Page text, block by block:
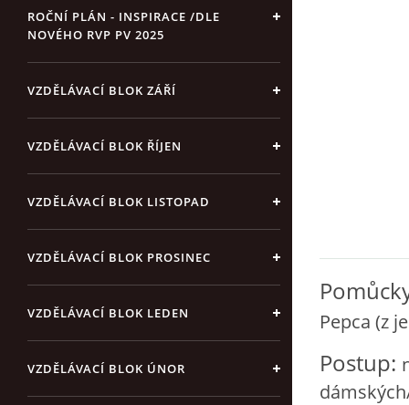
ROČNÍ PLÁN - INSPIRACE /DLE
NOVÉHO RVP PV 2025
VZDĚLÁVACÍ BLOK ZÁŘÍ
VZDĚLÁVACÍ BLOK ŘÍJEN
VZDĚLÁVACÍ BLOK LISTOPAD
VZDĚLÁVACÍ BLOK PROSINEC
VZDĚLÁVACÍ BLOK LEDEN
VZDĚLÁVACÍ BLOK ÚNOR
Pepca (z
Postup: